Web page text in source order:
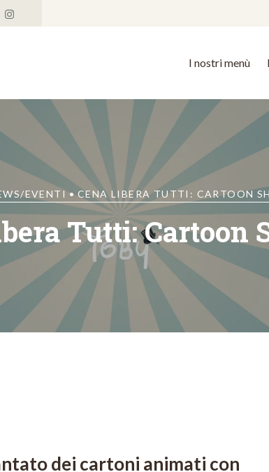
I nostri menù
EVENTI•CENA LIBERA TUTTI: CARTOON
Tutti: Cartoon
dei cartoni animati con